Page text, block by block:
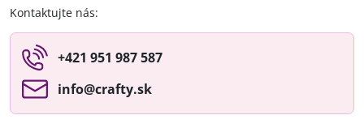
Kontaktujte nás:
+421 951 987 587
info​@crafty​.sk